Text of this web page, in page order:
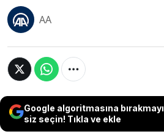
AA
Google algoritmasına
siz seçin! Tıkla ve ekle